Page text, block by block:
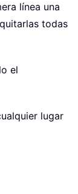
línea una
todas
el
lugar